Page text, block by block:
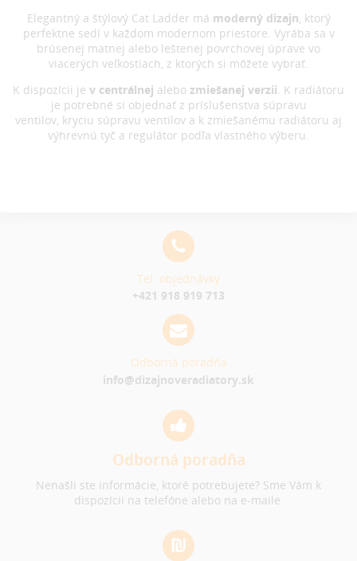
Elegantný a štýlový Cat Ladder má moderný dizajn , ktorý
perfektne sedí v každom modernom priestore. Vyrába sa v
brúsenej matnej alebo leštenej povrchovej úprave vo
viacerých veľkostiach, z ktorých si môžete vybrať.
K dispozícii je v centrálnej alebo zmiešanej verzii . K radiátoru
je potrebné si objednať z príslušenstva súpravu
ventilov, kryciu súpravu ventilov a k zmiešanému radiátoru aj
výhrevnú tyč a regulátor podľa vlastného výberu.
Tel. objednávky
+421 918 919 713
Odborná poradňa
info@dizajnoveradiatory.sk
Odborná poradňa
Nenašli ste informácie, ktoré potrebujete? Sme Vám k
dispozícii na telefóne alebo na e-maile.